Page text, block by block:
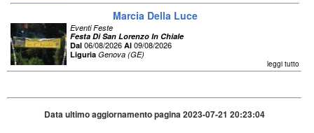
Marcia Della Luce
Eventi Feste
Festa Di San Lorenzo In Chiale
Dal 06/08/2026 Al 09/08/2026
Liguria Genova (GE)
leggi tutto
Data ultimo aggiornamento pagina 2023-07-21 20:23:04